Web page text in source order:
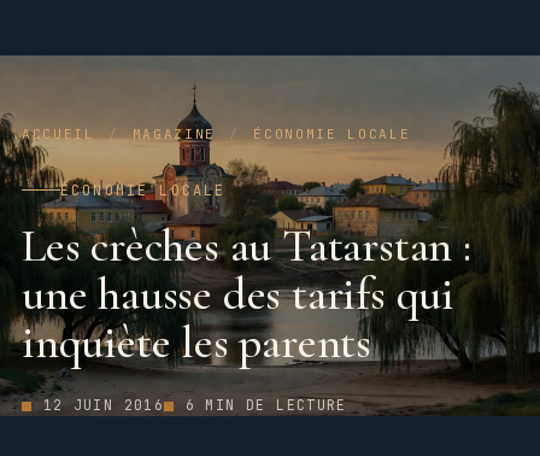
ACCUEIL / MAGAZINE / ÉCONOMIE LOCALE
ÉCONOMIE LOCALE
Les crèches au Tatarstan :
une hausse des tarifs qui
inquiète les parents
12 JUIN 2016 6 MIN DE LECTURE